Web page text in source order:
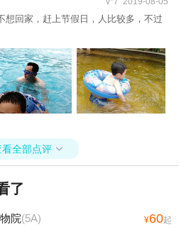
想回家，赶上节假日，人比较多，不过
看全部点评 
了
院(5A) ¥60起